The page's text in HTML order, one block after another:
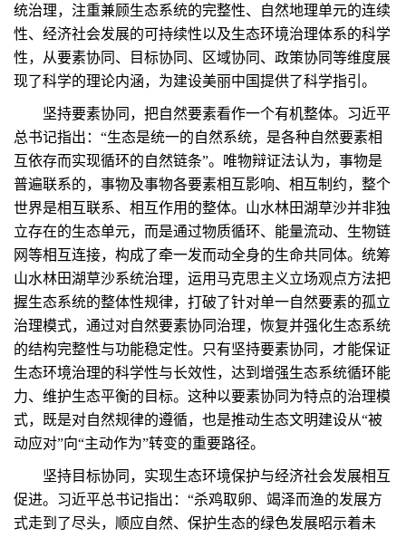
统治理，注重兼顾生态系统的完整性、自然地理单元的连续
性、经济社会发展的可持续性以及生态环境治理体系的科学
性，从要素协同、目标协同、区域协同、政策协同等维度展
现了科学的理论内涵，为建设美丽中国提供了科学指引。
坚持要素协同，把自然要素看作一个有机整体。习近平
总书记指出：“生态是统一的自然系统，是各种自然要素相
互依存而实现循环的自然链条”。唯物辩证法认为，事物是
普遍联系的，事物及事物各要素相互影响、相互制约，整个
世界是相互联系、相互作用的整体。山水林田湖草沙并非独
立存在的生态单元，而是通过物质循环、能量流动、生物链
网等相互连接，构成了牵一发而动全身的生命共同体。统筹
山水林田湖草沙系统治理，运用马克思主义立场观点方法把
握生态系统的整体性规律，打破了针对单一自然要素的孤立
治理模式，通过对自然要素协同治理，恢复并强化生态系统
的结构完整性与功能稳定性。只有坚持要素协同，才能保证
生态环境治理的科学性与长效性，达到增强生态系统循环能
力、维护生态平衡的目标。这种以要素协同为特点的治理模
式，既是对自然规律的遵循，也是推动生态文明建设从“被
动应对”向“主动作为”转变的重要路径。
坚持目标协同，实现生态环境保护与经济社会发展相互
促进。习近平总书记指出：“杀鸡取卵、竭泽而渔的发展方
式走到了尽头，顺应自然、保护生态的绿色发展昭示着未